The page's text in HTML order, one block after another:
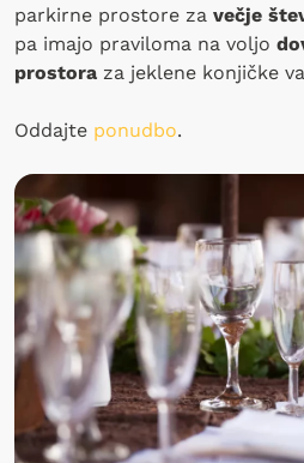
parkirne prostore za večje
pa imajo praviloma na voljo
prostora za jeklene konjičke
Oddajte ponudbo.